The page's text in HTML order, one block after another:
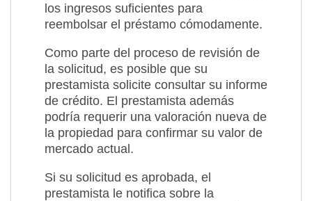
los ingresos suficientes para
reembolsar el préstamo cómodamente.
Como parte del proceso de revisión de
la solicitud, es posible que su
prestamista solicite consultar su informe
de crédito. El prestamista además
podría requerir una valoración nueva de
la propiedad para confirmar su valor de
mercado actual.
Si su solicitud es aprobada, el
prestamista le notifica sobre la